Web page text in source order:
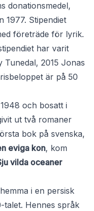
donationsmedel,
1977. Stipendiet
företräde för lyrik.
har varit
Tunedal, 2015 Jonas
är på 50
och bosatt i
ut två romaner
bok på svenska,
eviga kon, kom
vilda oceaner
i en persisk
talet. Hennes språk